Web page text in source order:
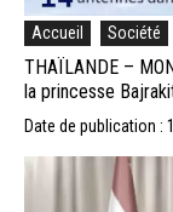
Accueil Société
THAÏLANDE –
la princesse
Date de publication :